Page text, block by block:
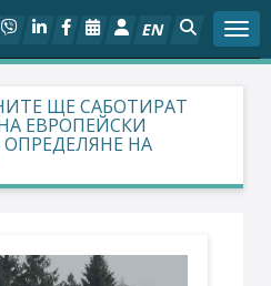
EN
ЩЕ САБОТИРАТ
ЕВРОПЕЙСКИ
НА